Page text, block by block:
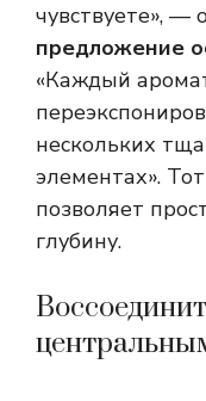
чувствуете», —
предложение
«Каждый
нескольких
элементах».
позволяет
глубину.